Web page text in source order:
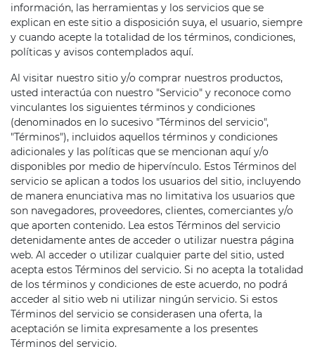
información, las herramientas y los servicios que se
explican en este sitio a disposición suya, el usuario, siempre
y cuando acepte la totalidad de los términos, condiciones,
políticas y avisos contemplados aquí.
Al visitar nuestro sitio y/o comprar nuestros productos,
usted interactúa con nuestro "Servicio" y reconoce como
vinculantes los siguientes términos y condiciones
(denominados en lo sucesivo "Términos del servicio",
"Términos"), incluidos aquellos términos y condiciones
adicionales y las políticas que se mencionan aquí y/o
disponibles por medio de hipervínculo. Estos Términos del
servicio se aplican a todos los usuarios del sitio, incluyendo
de manera enunciativa mas no limitativa los usuarios que
son navegadores, proveedores, clientes, comerciantes y/o
que aporten contenido. Lea estos Términos del servicio
detenidamente antes de acceder o utilizar nuestra página
web. Al acceder o utilizar cualquier parte del sitio, usted
acepta estos Términos del servicio. Si no acepta la totalidad
de los términos y condiciones de este acuerdo, no podrá
acceder al sitio web ni utilizar ningún servicio. Si estos
Términos del servicio se considerasen una oferta, la
aceptación se limita expresamente a los presentes
Términos del servicio.